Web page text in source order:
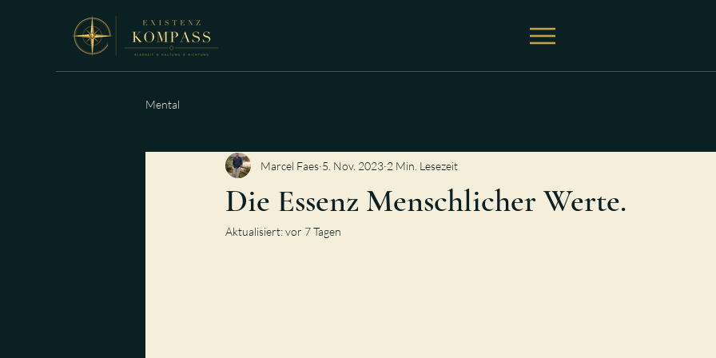
Mental
Die Essenz Menschlicher Werte.
Marcel Faes 5. Nov. 2023 2 Min. Lesezeit
Aktualisiert:vor 7 Tagen